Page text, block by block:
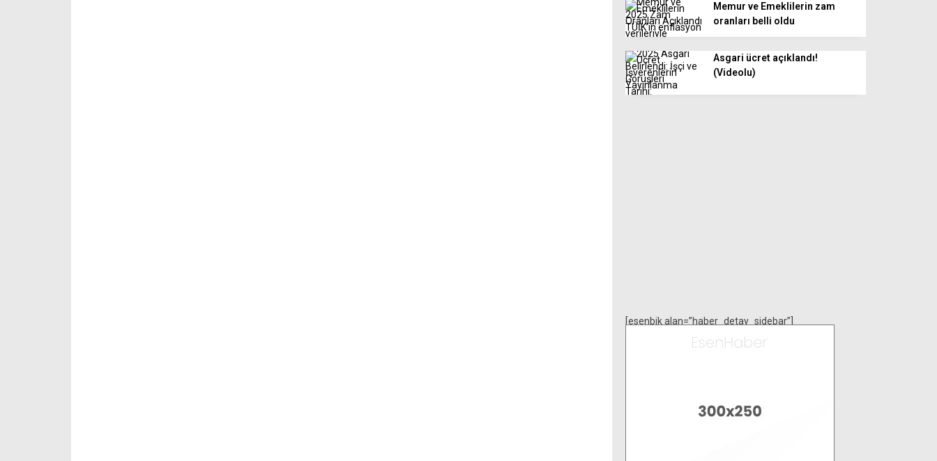
Memur ve Emeklilerin zam
oranları belli oldu
Asgari ücret açıklandı!
(Videolu)
[esenbik alan=”haber_detay_sidebar”]